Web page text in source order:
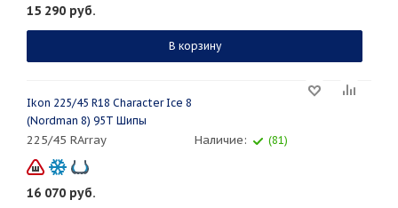
15 290 руб.
В корзину
Ikon 225/45 R18 Character Ice 8
(Nordman 8) 95T Шипы
225/45 RArray Наличие: (81)
16 070 руб.